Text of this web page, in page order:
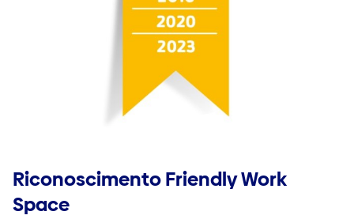
Riconoscimento Friendly Work
Space